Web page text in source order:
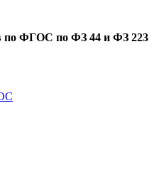
по ФГОC по ФЗ 44 и ФЗ 223